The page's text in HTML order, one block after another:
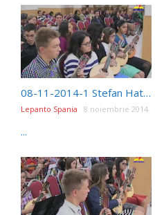
08-11-2014-1 Stefan Hatnean
Lepanto Spania 8 noiembrie 2014
...